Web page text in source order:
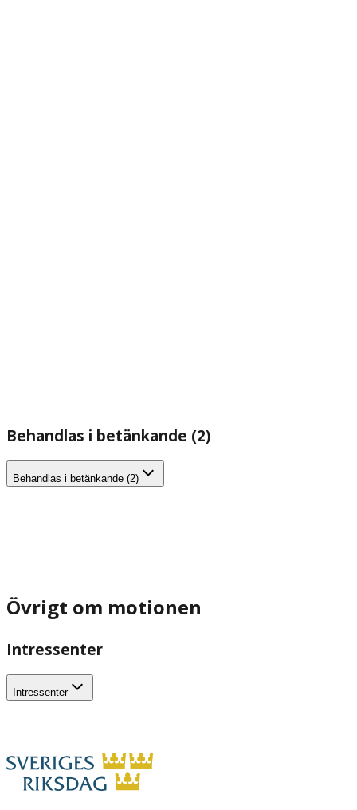
Behandlas i betänkande (2)
Behandlas i betänkande (2)
Övrigt om motionen
Intressenter
Intressenter